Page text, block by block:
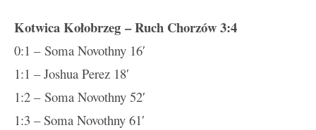
Kotwica Kołobrzeg – Ruch Chorzów 3:4
0:1 – Soma Novothny 16′
1:1 – Joshua Perez 18′
1:2 – Soma Novothny 52′
1:3 – Soma Novothny 61′